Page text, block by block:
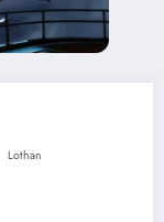
Lothan